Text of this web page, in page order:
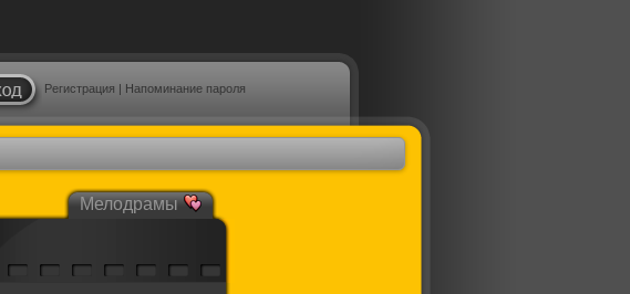
Регистрация | Напоминание пароля
Мелодрамы